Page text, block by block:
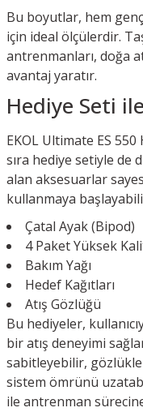
Bu boyutlar, hem
için ideal ölçülerdir.
antrenmanları, doğa
avantaj yaratır.
Hediye Seti
EKOL Ultimate ES 550
sıra hediye setiyle de
alan aksesuarlar
kullanmaya
Çatal Ayak (Bipod)
4 Paket Yüksek
Bakım Yağı
Hedef Kağıtları
Atış Gözlüğü
Bu hediyeler,
bir atış deneyimi
sabitleyebilir, gözlükle
sistem ömrünü
ile antrenman